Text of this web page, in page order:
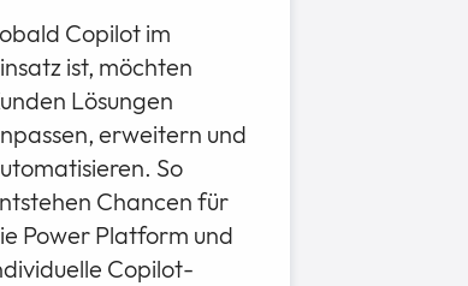
Copilot im
ist, möchten
Lösungen
erweitern und
So
Chancen für
Power Platform und
Copilot-